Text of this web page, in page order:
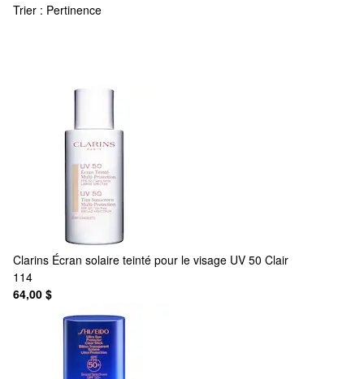
Trier : Pertinence
Clarins Écran solaire teinté pour le visage UV 50 Clair
114
64,00 $